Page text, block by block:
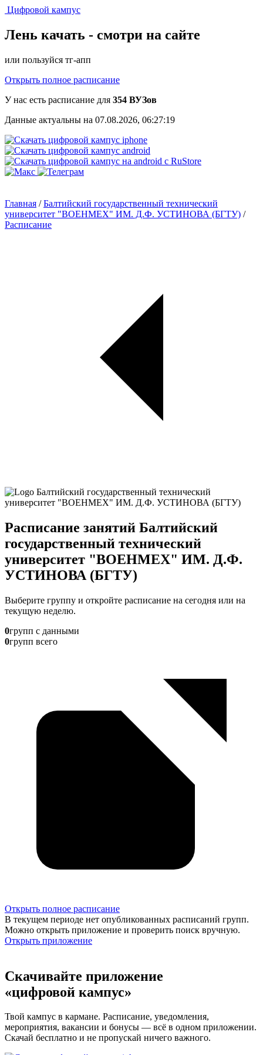
Цифровой кампус
Лень качать - смотри на сайте
или пользуйся тг-апп
Открыть полное расписание
У нас есть расписание для 354 ВУЗов
Данные актуальны на 07.08.2026, 06:27:19
Главная /Балтийский государственный технический
университет "ВОЕНМЕХ" ИМ. Д.Ф. УСТИНОВА (БГТУ) /
Расписание
Расписание занятий Балтийский
государственный технический
университет "ВОЕНМЕХ" ИМ. Д.Ф.
УСТИНОВА (БГТУ)
Выберите группу и откройте расписание на сегодня или на
текущую неделю.
0групп с данными
0групп всего
Открыть полное расписание
В текущем периоде нет опубликованных расписаний групп.
Можно открыть приложение и проверить поиск вручную.
Открыть приложение
Скачивайте приложение
«цифровой кампус»
Твой кампус в кармане. Расписание, уведомления,
мероприятия, вакансии и бонусы — всё в одном приложении.
Скачай бесплатно и не пропускай ничего важного.